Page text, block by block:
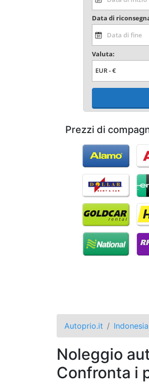
Data di
Valuta:
Prezzi di
Autoprio.it Indonesia
Noleggio
Confronta i